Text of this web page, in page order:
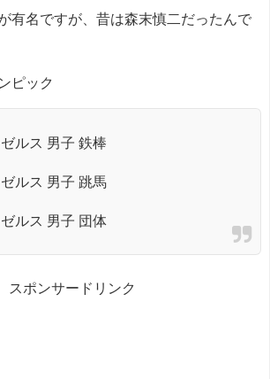
有名ですが、昔は森末慎二だったんで
ピック
ルス 男子 鉄棒
ルス 男子 跳馬
ルス 男子 団体
スポンサードリンク